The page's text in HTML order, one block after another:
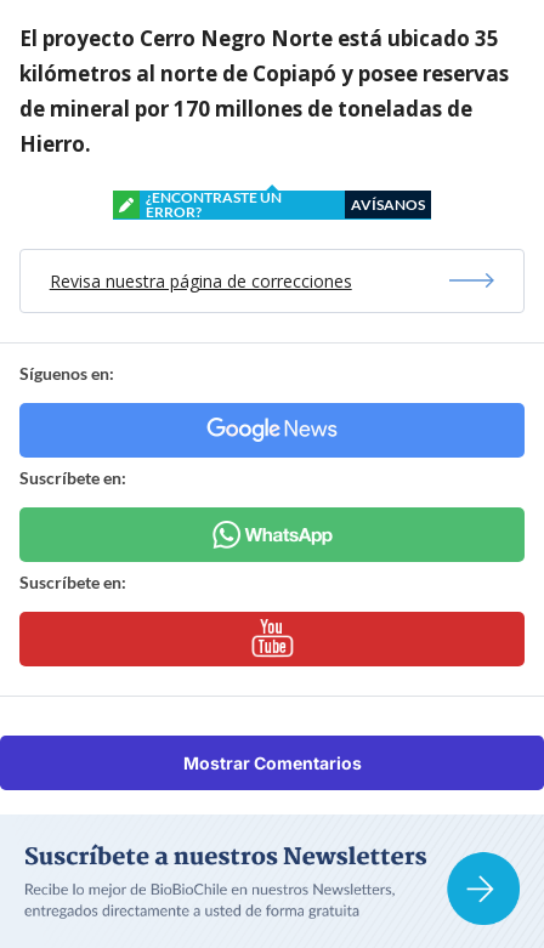
El proyecto Cerro Negro Norte está ubicado 35
kilómetros al norte de Copiapó y posee reservas
de mineral por 170 millones de toneladas de
Hierro.
¿ENCONTRASTE UN
ERROR?
AVÍSANOS
Revisa nuestra página de correcciones
Síguenos en:
Suscríbete en:
Suscríbete en:
Mostrar Comentarios